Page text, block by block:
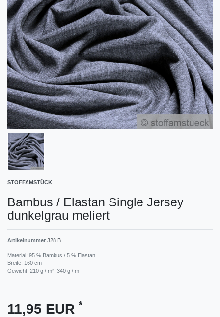
STOFFAMSTÜCK
Bambus / Elastan Single Jersey
dunkelgrau meliert
Artikelnummer 328 B
Material: 95 % Bambus / 5 % Elastan
Breite: 160 cm
Gewicht: 210 g / m²; 340 g / m
11,95 EUR *